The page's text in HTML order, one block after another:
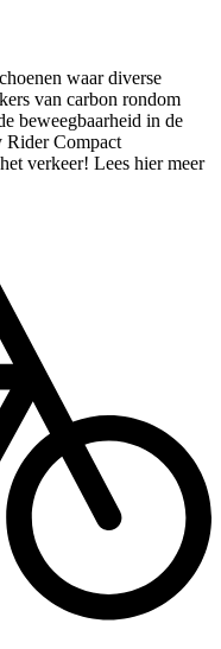
waar diverse
van carbon rondom
beweegbaarheid in de
Rider Compact
verkeer! Lees hier meer